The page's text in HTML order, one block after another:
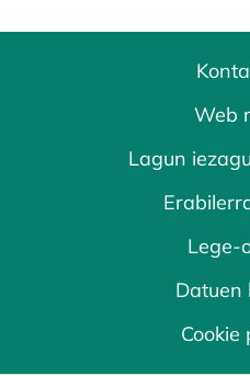
Web
Lagun
Lege-
Datuen
Cookie